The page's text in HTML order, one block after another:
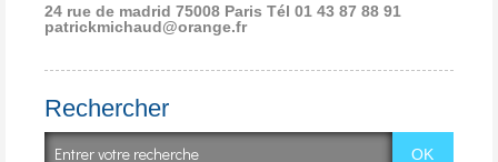
24 rue de madrid 75008 Paris Tél 01 43 87 88 91
patrickmichaud@orange.fr
Rechercher